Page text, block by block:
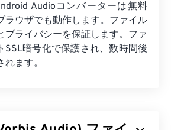
Audioコンバーターは無料
ラウザでも動作します。ファイル
プライバシーを保証します。ファ
SSL暗号化で保護され、数時間後
ます。